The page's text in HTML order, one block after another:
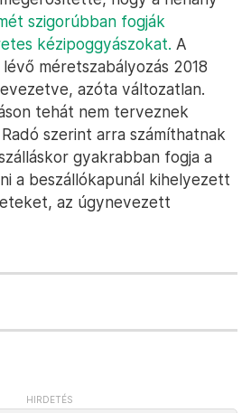
szigorúbban fogják
kézipoggyászokat. A
méretszabályozás 2018
azóta változatlan.
tehát nem terveznek
szerint arra számíthatnak
gyakrabban fogja a
a beszállókapunál kihelyezett
az úgynevezett